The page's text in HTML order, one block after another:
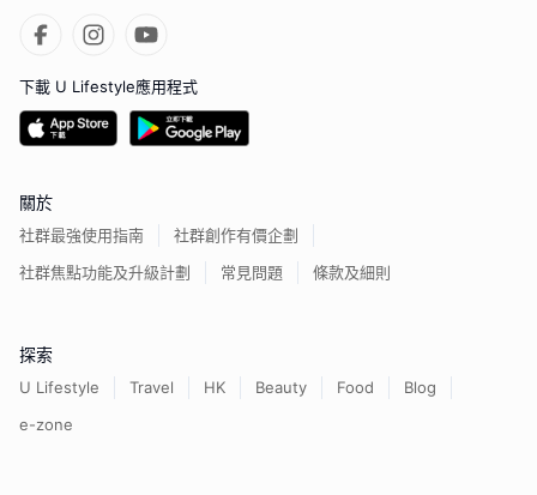
下載 U Lifestyle應用程式
關於
社群最強使用指南
社群創作有價企劃
社群焦點功能及升級計劃
常見問題 條款及細則
探索
U Lifestyle Travel HK Beauty Food
Blog
e-zone